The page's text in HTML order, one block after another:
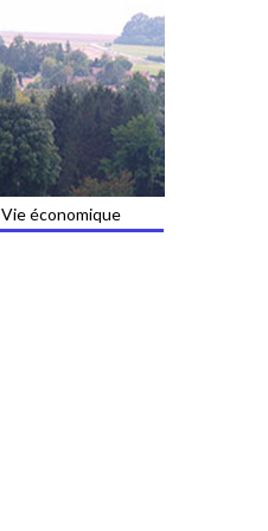
Vie économique